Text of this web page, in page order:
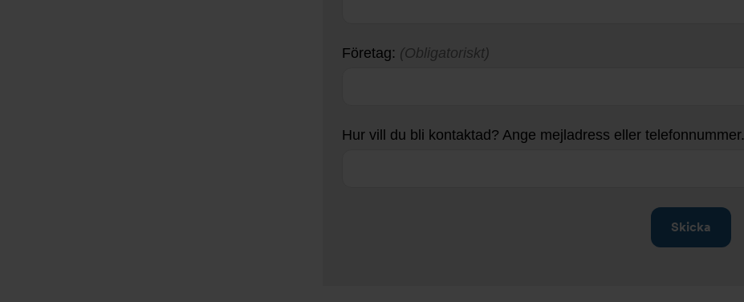
Företag: (Obligatoriskt)
Hur vill du bli kontaktad? Ange mejladress eller telefonnummer.